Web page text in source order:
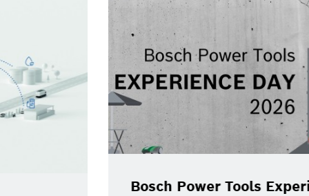
Bosch Power Tools Experience Day